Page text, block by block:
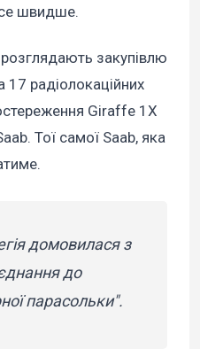
швидше.
закупівлю
17 радіолокаційних
Giraffe 1X
Тої самої Saab, яка
домовилася з
до
парасольки".